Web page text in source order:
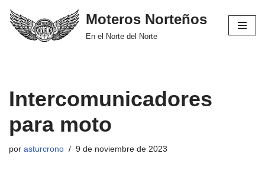
Saltar
Moteros Norteños
En el Norte del Norte
Intercomunicadores
para moto
por asturcrono 9 de noviembre de 2023